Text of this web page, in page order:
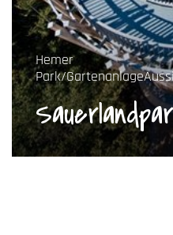
Hemer
Park/Gartenanlage